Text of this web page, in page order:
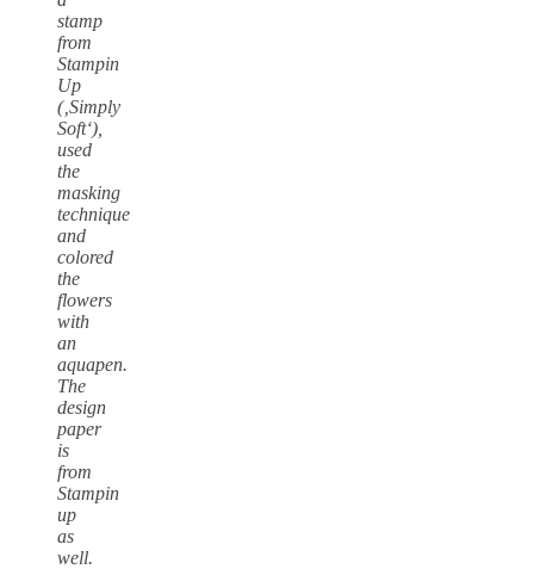
stamp
from
Stampin
Up
(‚Simply
Soft‘),
used
the
masking
technique
and
colored
the
flowers
with
an
aquapen.
The
design
paper
is
from
Stampin
up
as
well.